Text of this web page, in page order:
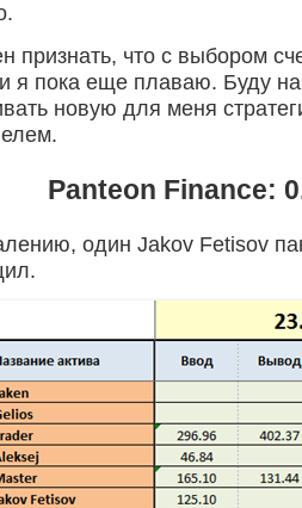
признать, что с выбором
я пока еще плаваю. Буду
новую для меня
Panteon Finance:
один Jakov Fetisov